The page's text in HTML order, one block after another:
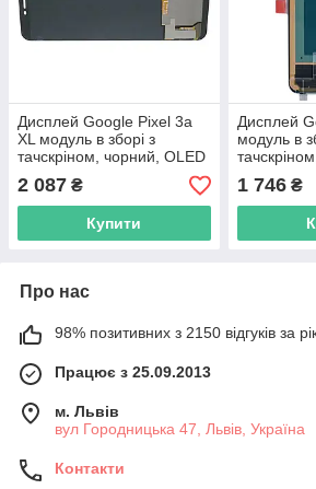
Дисплей Google Pixel 3a
XL модуль в зборі з
тачскріном, чорний, OLED
2 087 ₴
Купити
Дисплей
модуль в
1 746₴
Про нас
98% позитивних з 2150 відгуків за
Працює з 25.09.2013
м. Львів
вул Городницька 47, Львів, Україна
Контакти